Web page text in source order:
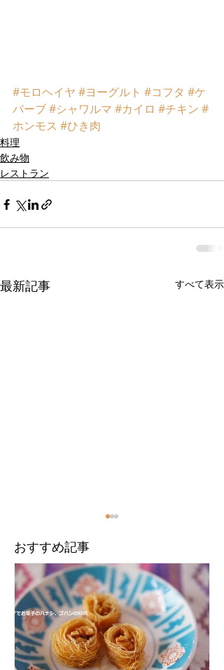
#モロヘイヤ #ヨーグルト #コフタ #ケ
バーブ#シャワルマ #カイロ #チキン #
ホンモス #ひき肉
料理
飲み物
レストラン
最新記事 すべて表示
【インド】ムンバイのペ
ルシア文化
​おすすめ記事